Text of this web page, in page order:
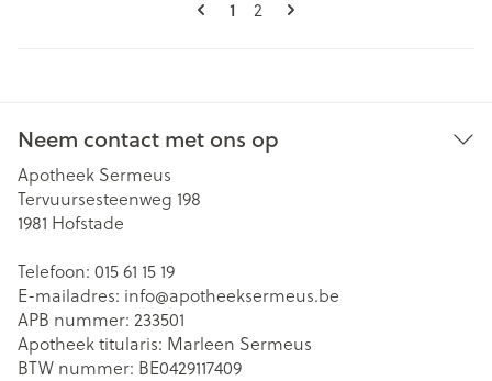
U lees momenteel pagina
1 Pagina
2
Neem contact met ons op
Apotheek Sermeus
Tervuursesteenweg 198
1981 Hofstade
Telefoon: 015 61 15 19
E-mailadres: info@apotheeksermeus.be
APB nummer: 233501
Apotheek titularis: Marleen Sermeus
BTW nummer: BE0429117409